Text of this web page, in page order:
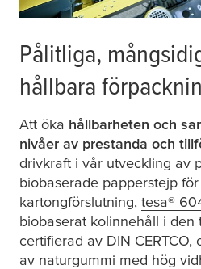
Pålitliga,
hållbara
Att öka hållbarheten och
nivåer av prestanda och
drivkraft i vår utveckling av
biobaserade papperstejp
kartongförslutning, tesa®
biobaserat kolinnehåll i den
certifierad av DIN
av naturgummi med hög